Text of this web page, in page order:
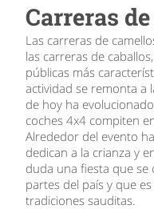
Carreras
Las carreras de
las carreras de
públicas más
actividad se remonta a
de hoy ha
coches 4x4 compiten
Alrededor del evento
dedican a la crianza y
duda una fiesta que se
partes del país y que
tradiciones sauditas.